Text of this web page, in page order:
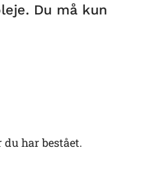
Du må kun
har bestået.